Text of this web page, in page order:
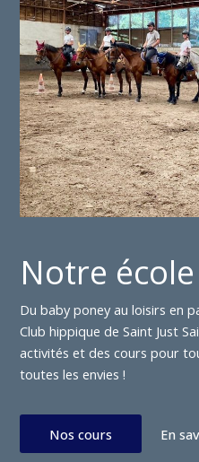
Notre
Du baby poney au loisirs en
Club hippique de Saint Just
activités et des cours pour
toutes les envies !
Nos cours En